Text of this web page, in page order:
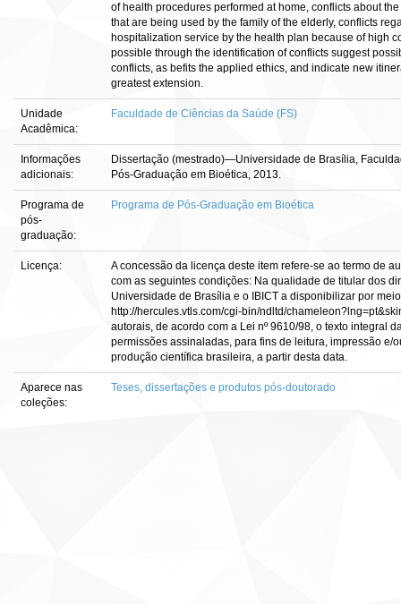
of health procedures performed at home, conflicts about
that are being used by the family of the elderly, conflicts
hospitalization service by the health plan because of high
possible through the identification of conflicts suggest
conflicts, as befits the applied ethics, and indicate new
greatest extension.
Unidade
Acadêmica:
Faculdade de Ciências da Saúde (FS)
Informações
adicionais:
Dissertação (mestrado)—Universidade de Brasília,
Pós-Graduação em Bioética, 2013.
Programa de
pós-
graduação:
Programa de Pós-Graduação em Bioética
Licença:
A concessão da licença deste item refere-se ao termo de
com as seguintes condições: Na qualidade de titular dos
Universidade de Brasília e o IBICT a disponibilizar por
http://hercules.vtls.com/cgi-bin/ndltd/
autorais, de acordo com a Lei nº 9610/98, o texto integral
permissões assinaladas, para fins de leitura, impressão e/
produção científica brasileira, a partir desta data.
Aparece nas
coleções:
Teses, dissertações e produtos pós-doutorado